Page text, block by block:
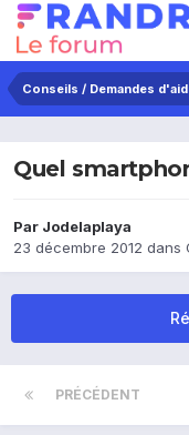
Conseils / Demandes
Quel
Par Jodelaplaya
23 décembre 2012 dans
PRÉCÉDENT